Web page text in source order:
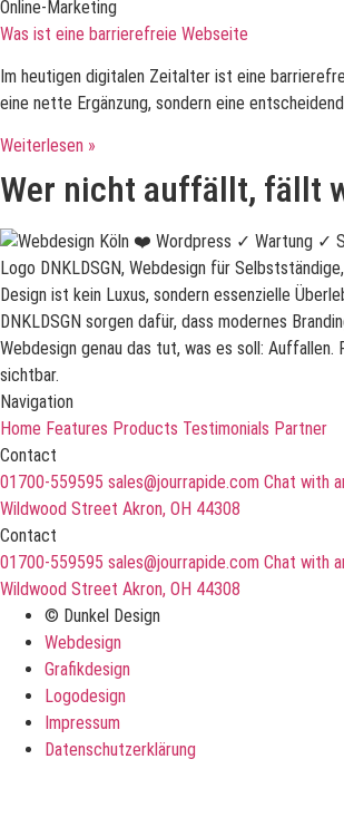
Online-Marketing
Was ist eine barrierefreie Webseite
Im heutigen digitalen Zeitalter ist eine
eine nette Ergänzung, sondern eine
Weiterlesen »
Wer nicht auffällt, fällt
Design ist kein Luxus, sondern essenzielle
DNKLDSGN sorgen dafür, dass modernes
Webdesign genau das tut, was es soll: Auffallen.
sichtbar.
Navigation
Home Features Products Testimonials Partner
Contact
01700-559595 sales@jourrapide.com Chat with
Wildwood Street Akron, OH 44308
Contact
01700-559595 sales@jourrapide.com Chat with
Wildwood Street Akron, OH 44308
© Dunkel Design
Webdesign
Grafikdesign
Logodesign
Impressum
Datenschutzerklärung